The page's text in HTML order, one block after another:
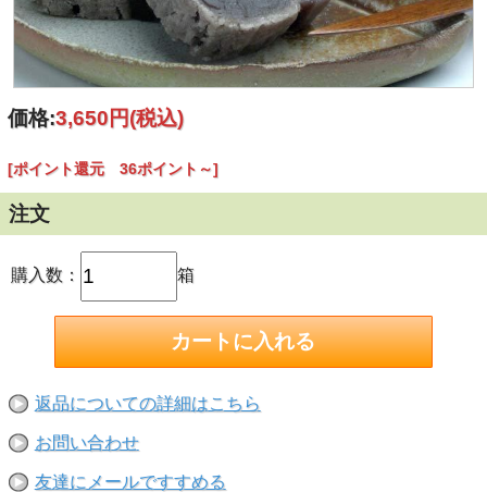
価格:3,650円(税込)
[ポイント還元 36ポイント～]
注文
購入数： 箱
返品についての詳細はこちら
お問い合わせ
友達にメールですすめる